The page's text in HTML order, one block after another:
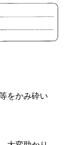
をかみ砕い